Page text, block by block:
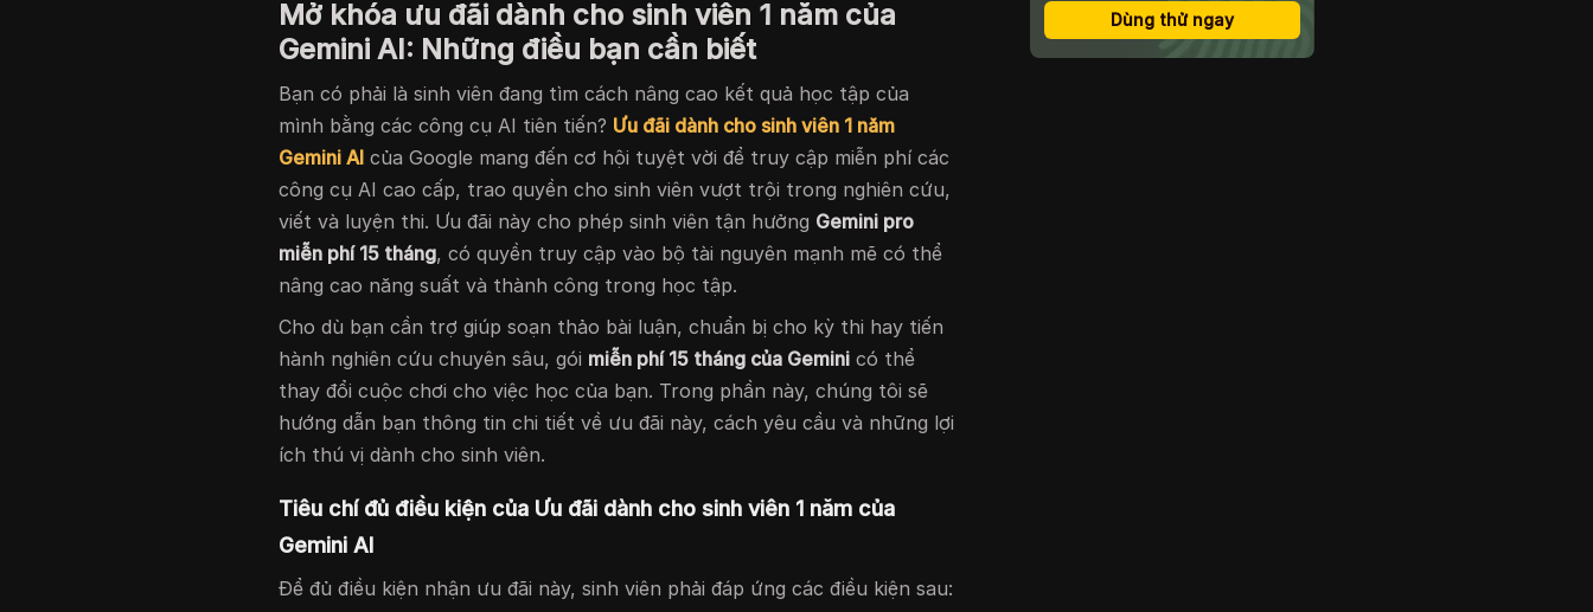
Mở khóa ưu đãi dành cho sinh viên 1 năm của
Gemini AI: Những điều bạn cần biết
Bạn có phải là sinh viên đang tìm cách nâng cao kết quả học tập của
mình bằng các công cụ AI tiên tiến? Ưu đãi dành cho sinh viên 1 năm
Gemini AI của Google mang đến cơ hội tuyệt vời để truy cập miễn phí các
công cụ AI cao cấp, trao quyền cho sinh viên vượt trội trong nghiên cứu,
viết và luyện thi. Ưu đãi này cho phép sinh viên tận hưởng Gemini pro
miễn phí 15 tháng, có quyền truy cập vào bộ tài nguyên mạnh mẽ có thể
nâng cao năng suất và thành công trong học tập.
Cho dù bạn cần trợ giúp soạn thảo bài luận, chuẩn bị cho kỳ thi hay tiến
hành nghiên cứu chuyên sâu, gói miễn phí 15 tháng của Gemini có thể
thay đổi cuộc chơi cho việc học của bạn. Trong phần này, chúng tôi sẽ
hướng dẫn bạn thông tin chi tiết về ưu đãi này, cách yêu cầu và những lợi
ích thú vị dành cho sinh viên.
Tiêu chí đủ điều kiện của Ưu đãi dành cho sinh viên 1 năm của
Gemini AI
Để đủ điều kiện nhận ưu đãi này, sinh viên phải đáp ứng các điều kiện sau:
đãi dành cho sinh viên 1
năm của Gemini AI
Dùng thử ngay